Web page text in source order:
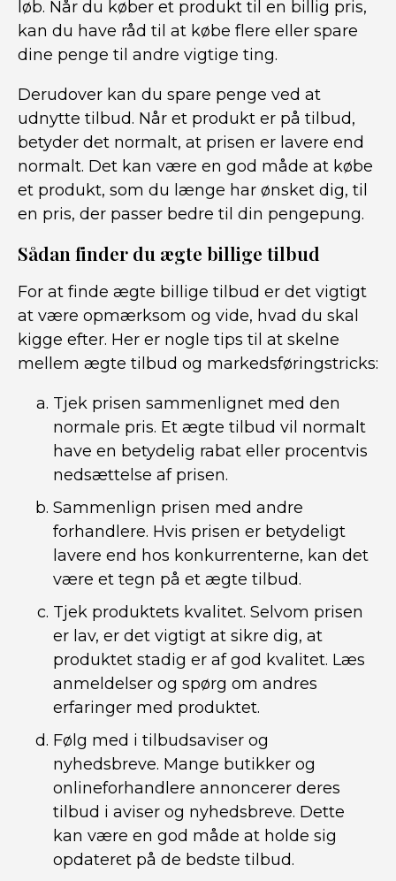
løb. Når du køber et produkt til en billig pris,
kan du have råd til at købe flere eller spare
dine penge til andre vigtige ting.
Derudover kan du spare penge ved at
udnytte tilbud. Når et produkt er på tilbud,
betyder det normalt, at prisen er lavere end
normalt. Det kan være en god måde at købe
et produkt, som du længe har ønsket dig, til
en pris, der passer bedre til din pengepung.
Sådan finder du ægte billige tilbud
For at finde ægte billige tilbud er det vigtigt
at være opmærksom og vide, hvad du skal
kigge efter. Her er nogle tips til at skelne
mellem ægte tilbud og markedsføringstricks:
Tjek prisen sammenlignet med den
normale pris. Et ægte tilbud vil normalt
have en betydelig rabat eller procentvis
nedsættelse af prisen.
Sammenlign prisen med andre
forhandlere. Hvis prisen er betydeligt
lavere end hos konkurrenterne, kan det
være et tegn på et ægte tilbud.
Tjek produktets kvalitet. Selvom prisen
er lav, er det vigtigt at sikre dig, at
produktet stadig er af god kvalitet. Læs
anmeldelser og spørg om andres
erfaringer med produktet.
Følg med i tilbudsaviser og
nyhedsbreve. Mange butikker og
onlineforhandlere annoncerer deres
tilbud i aviser og nyhedsbreve. Dette
kan være en god måde at holde sig
opdateret på de bedste tilbud.